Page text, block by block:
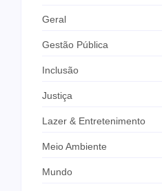
Geral
Gestão Pública
Inclusão
Justiça
Lazer & Entretenimento
Meio Ambiente
Mundo